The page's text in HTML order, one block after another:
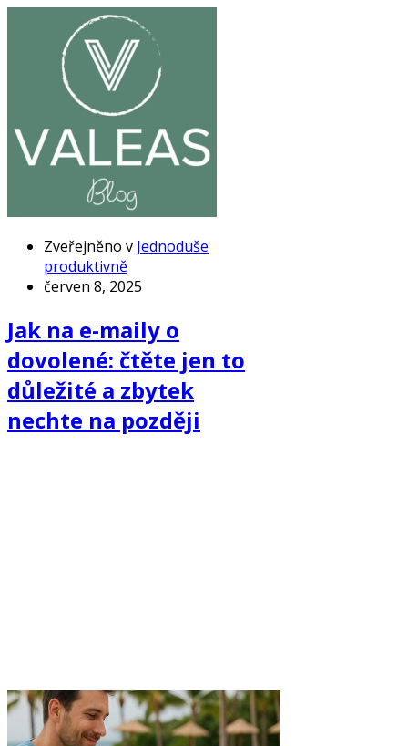
Zveřejněno v Jednoduše
produktivně
červen 8, 2025
Jak na e-maily o
dovolené: čtěte jen to
důležité a zbytek
nechte na později